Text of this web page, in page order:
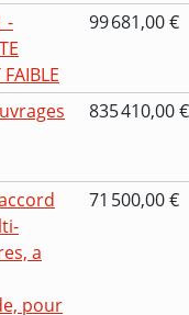
-
99 681,00 €
835 410,00 €
a
pour
71 500,00 €